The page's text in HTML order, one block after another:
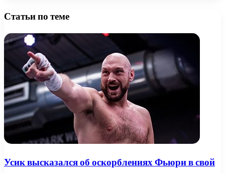
Статьи по теме
Усик высказался об оскорблениях Фьюри в свой